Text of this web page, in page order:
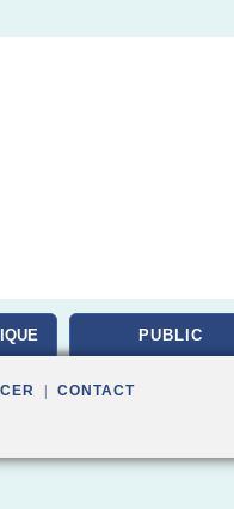
PUBLIC
CONTACT